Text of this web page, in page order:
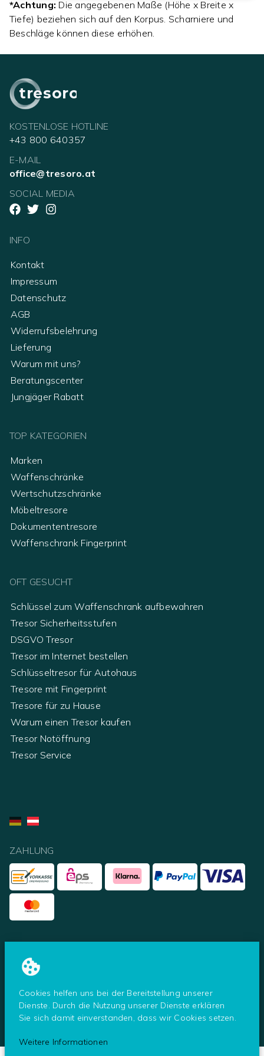
*Achtung: Die angegebenen Maße (Höhe x Breite x
Tiefe) beziehen sich auf den Korpus. Scharniere und
Beschläge können diese erhöhen.
Cookies helfen uns bei der Bereitstellung unserer
Dienste. Durch die Nutzung unserer Dienste erklären
Sie sich damit einverstanden, dass wir Cookies setzen.
Weitere Informationen
tresoro
KOSTENLOSE HOTLINE
+43 800 640357
E-MAIL
office@tresoro.at
SOCIAL MEDIA
INFO
Kontakt
Impressum
Datenschutz
AGB
Widerrufsbelehrung
Lieferung
Warum mit uns?
Beratungscenter
Jungjäger Rabatt
TOP KATEGORIEN
Marken
Waffenschränke
Wertschutzschränke
Möbeltresore
Dokumententresore
Waffenschrank Fingerprint
OFT GESUCHT
Schlüssel zum Waffenschrank aufbewahren
Tresor Sicherheitsstufen
DSGVO Tresor
Tresor im Internet bestellen
Schlüsseltresor für Autohaus
Tresore mit Fingerprint
Tresore für zu Hause
Warum einen Tresor kaufen
Tresor Notöffnung
Tresor Service
ZAHLUNG
UNSERE PARTNER
© Tresoro - ein Shop der Secureo GmbH 2026